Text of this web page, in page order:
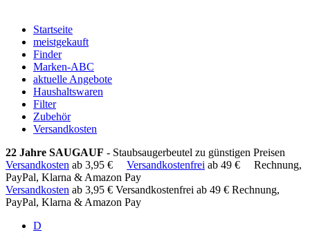
Startseite
meistgekauft
Finder
Marken-ABC
aktuelle Angebote
Haushaltswaren
Filter
Zubehör
Versandkosten
22 Jahre SAUGAUF - Staubsaugerbeutel zu günstigen Preisen
Versandkosten ab 3,95 € Versandkostenfrei ab 49 €
Rechnung,
PayPal, Klarna & Amazon Pay
Versandkosten ab 3,95 € Versandkostenfrei ab 49 € Rechnung,
PayPal, Klarna & Amazon Pay
D